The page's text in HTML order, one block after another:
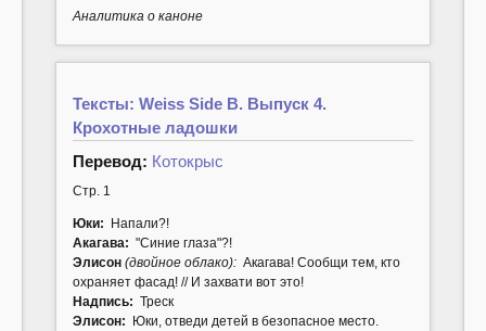
Аналитика о каноне
Тексты: Weiss Side B. Выпуск 4.
Крохотные ладошки
Перевод: Котокрыс
Стр. 1
Юки: Напали?!
Акагава: "Синие глаза"?!
Элисон (двойное облако): Акагава! Сообщи тем, кто
охраняет фасад! // И захвати вот это!
Надпись: Треск
Элисон: Юки, отведи детей в безопасное место.